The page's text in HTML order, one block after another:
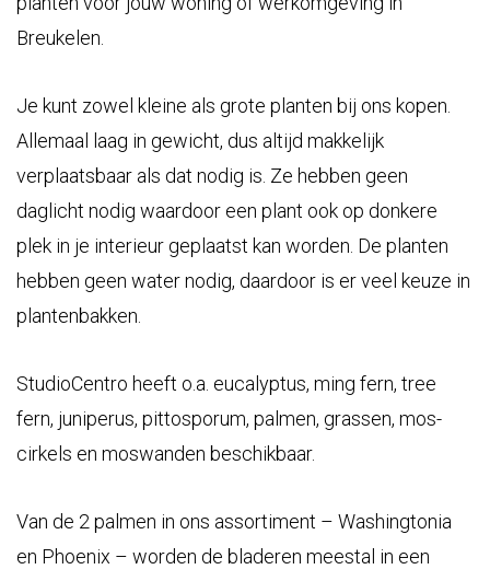
Breukelen.
Je kunt zowel kleine als grote planten bij ons kopen.
Allemaal laag in gewicht, dus altijd makkelijk
verplaatsbaar als dat nodig is. Ze hebben geen
daglicht nodig waardoor een plant ook op donkere
plek in je interieur geplaatst kan worden. De planten
hebben geen water nodig, daardoor is er veel keuze in
plantenbakken.
StudioCentro heeft o.a. eucalyptus, ming fern, tree
fern, juniperus, pittosporum, palmen, grassen, mos-
cirkels en moswanden beschikbaar.
Van de 2 palmen in ons assortiment – Washingtonia
en Phoenix – worden de bladeren meestal in een